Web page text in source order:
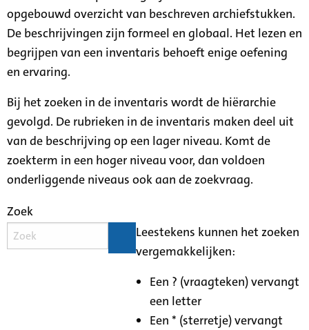
opgebouwd overzicht van beschreven archiefstukken.
De beschrijvingen zijn formeel en globaal. Het lezen en
begrijpen van een inventaris behoeft enige oefening
en ervaring.
Bij het zoeken in de inventaris wordt de hiërarchie
gevolgd. De rubrieken in de inventaris maken deel uit
van de beschrijving op een lager niveau. Komt de
zoekterm in een hoger niveau voor, dan voldoen
onderliggende niveaus ook aan de zoekvraag.
Zoek
Leestekens kunnen het zoeken
vergemakkelijken:
Een ? (vraagteken) vervangt
een letter
Een * (sterretje) vervangt